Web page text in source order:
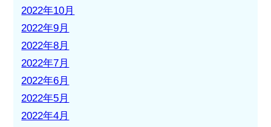
2022年10月
2022年9月
2022年8月
2022年7月
2022年6月
2022年5月
2022年4月